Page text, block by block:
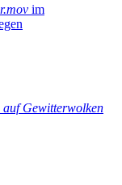
im
auf Gewitterwolken